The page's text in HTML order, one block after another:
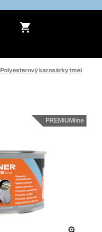
Polyesterový karosárky tmel
PREMIUMline